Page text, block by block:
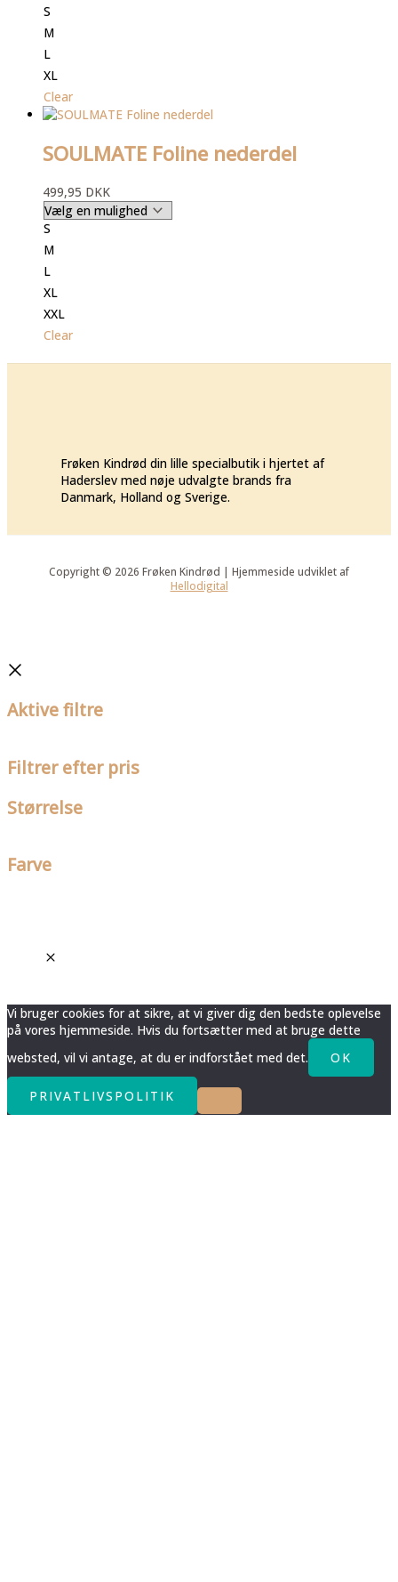
S
M
L
XL
Clear
SOULMATE Foline nederdel
499,95 DKK
S
M
L
XL
XXL
Clear
Frøken Kindrød din lille specialbutik i hjertet af
Haderslev med nøje udvalgte brands fra
Danmark, Holland og Sverige.
Copyright © 2026 Frøken Kindrød | Hjemmeside udviklet af
Hellodigital
Aktive filtre
Filtrer efter pris
Størrelse
Farve
Vi bruger cookies for at sikre, at vi giver dig den bedste oplevelse
på vores hjemmeside. Hvis du fortsætter med at bruge dette
websted, vil vi antage, at du er indforstået med det.
OK
PRIVATLIVSPOLITIK